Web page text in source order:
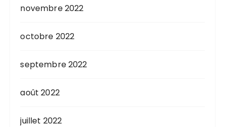
novembre 2022
octobre 2022
septembre 2022
août 2022
juillet 2022